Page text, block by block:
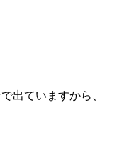
出ていますから、